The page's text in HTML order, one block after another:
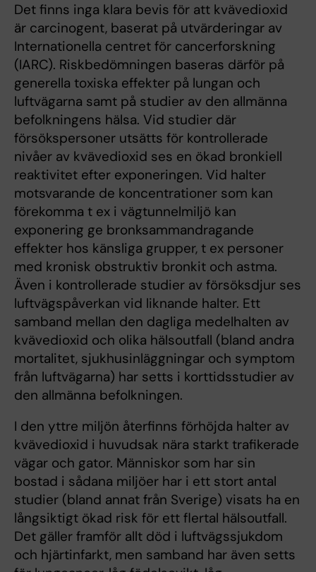
Det finns inga klara bevis för att kvävedioxid
är carcinogent, baserat på utvärderingar av
Internationella centret för cancerforskning
(IARC). Riskbedömningen baseras därför på
generella toxiska effekter på lungan och
luftvägarna samt på studier av den allmänna
befolkningens hälsa. Vid studier där
försökspersoner utsätts för kontrollerade
nivåer av kvävedioxid ses en ökad bronkiell
reaktivitet efter exponeringen. Vid halter
motsvarande de koncentrationer som kan
förekomma t ex i vägtunnelmiljö kan
exponering ge bronksammandragande
effekter hos känsliga grupper, t ex personer
med kronisk obstruktiv bronkit och astma.
Även i kontrollerade studier av försöksdjur ses
luftvägspåverkan vid liknande halter. Ett
samband mellan den dagliga medelhalten av
kvävedioxid och olika hälsoutfall (bland andra
mortalitet, sjukhusinläggningar och symptom
från luftvägarna) har setts i korttidsstudier av
den allmänna befolkningen.
I den yttre miljön återfinns förhöjda halter av
kvävedioxid i huvudsak nära starkt trafikerade
vägar och gator. Människor som har sin
bostad i sådana miljöer har i ett stort antal
studier (bland annat från Sverige) visats ha en
långsiktigt ökad risk för ett flertal hälsoutfall.
Det gäller framför allt död i luftvägssjukdom
och hjärtinfarkt, men samband har även setts